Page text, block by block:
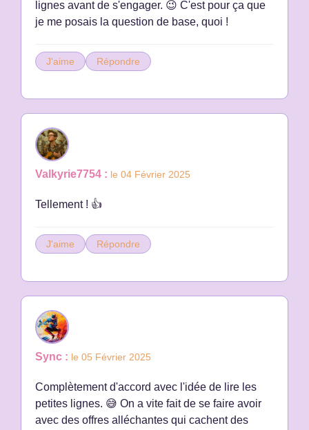
lignes avant de s'engager. 😉 C'est pour ça que
je me posais la question de base, quoi !
J'aime Répondre
Valkyrie7754 : le 04 Février 2025
Tellement ! 👍
J'aime Répondre
Sync : le 05 Février 2025
Complètement d'accord avec l'idée de lire les
petites lignes. 😅 On a vite fait de se faire avoir
avec des offres alléchantes qui cachent des